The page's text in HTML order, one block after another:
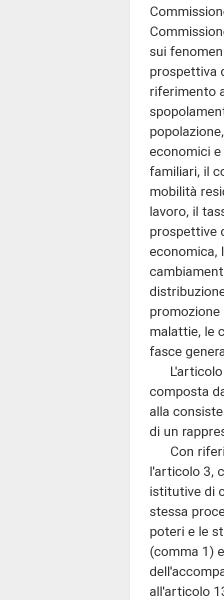
sui
prospettiva
riferimento
economici
familiari, il
mobilità
lavoro, il
prospettive
economica,
promozione
malattie, le
fasce
L'articolo
composta
alla
di un
Con
l'articolo 3,
istitutive di
stessa
poteri e le
(comma 1)
all'articolo